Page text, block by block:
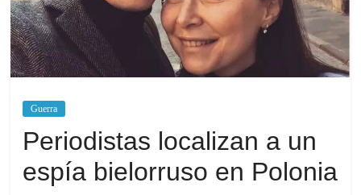
Guerra
Periodistas localizan a un
espía bielorruso en Polonia